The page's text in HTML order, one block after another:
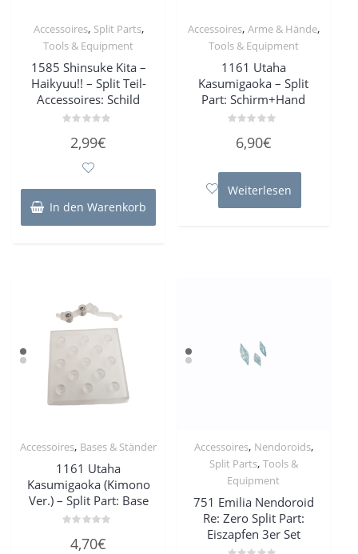
Accessoires, Split Parts,
Tools & Equipment
1585 Shinsuke Kita –
Haikyuu!! – Split Teil-
Accessoires: Schild
mit2,99€
In den Warenkorb
Accessoires, Arme & Hände,
Tools & Equipment
1161 Utaha
Kasumigaoka – Split
Part: Schirm+Hand
mit
5
6,90€
Weiterlesen
Accessoires, Bases & Ständer
1161 Utaha
Kasumigaoka (Kimono
Ver.) – Split Part: Base
mit4,70€
Accessoires, Nendoroids,
Split Parts, Tools &
Equipment
751 Emilia Nendoroid
Re: Zero Split Part:
Eiszapfen 3er Set